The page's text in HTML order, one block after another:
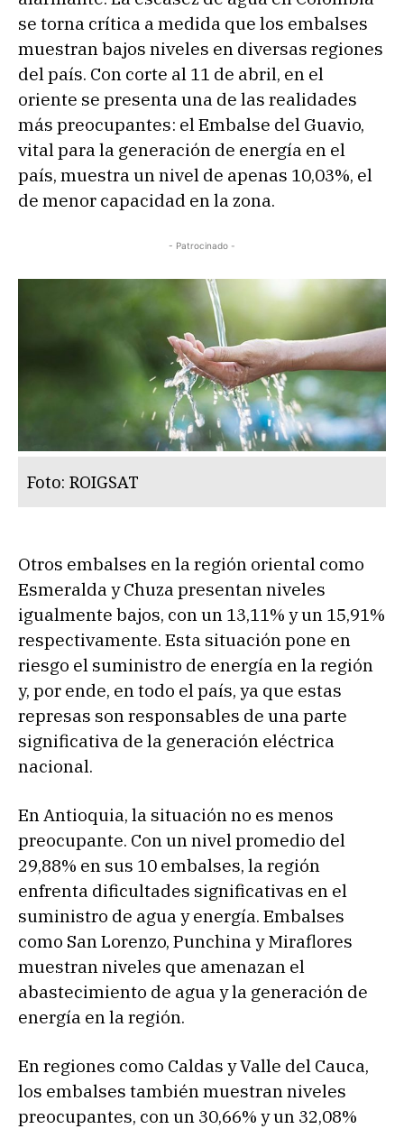
se torna crítica a medida que los embalses
muestran bajos niveles en diversas regiones
del país. Con corte al 11 de abril, en el
oriente se presenta una de las realidades
más preocupantes: el Embalse del Guavio,
vital para la generación de energía en el
país, muestra un nivel de apenas 10,03%, el
de menor capacidad en la zona.
- Patrocinado -
Foto: ROIGSAT
Otros embalses en la región oriental como
Esmeralda y Chuza presentan niveles
igualmente bajos, con un 13,11% y un 15,91%
respectivamente. Esta situación pone en
riesgo el suministro de energía en la región
y, por ende, en todo el país, ya que estas
represas son responsables de una parte
significativa de la generación eléctrica
nacional.
En Antioquia, la situación no es menos
preocupante. Con un nivel promedio del
29,88% en sus 10 embalses, la región
enfrenta dificultades significativas en el
suministro de agua y energía. Embalses
como San Lorenzo, Punchina y Miraflores
muestran niveles que amenazan el
abastecimiento de agua y la generación de
energía en la región.
En regiones como Caldas y Valle del Cauca,
los embalses también muestran niveles
preocupantes, con un 30,66% y un 32,08%